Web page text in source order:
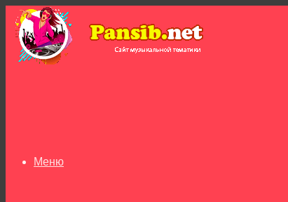
Меню